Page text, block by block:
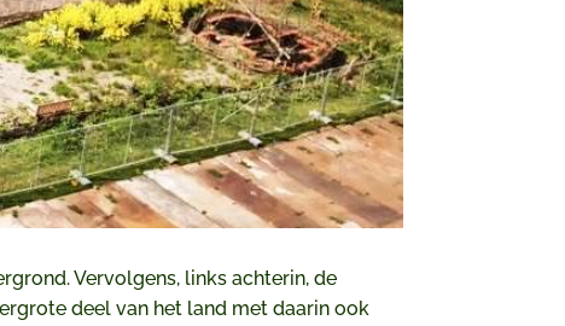
Vervolgens, links achterin, de
deel van het land met daarin ook